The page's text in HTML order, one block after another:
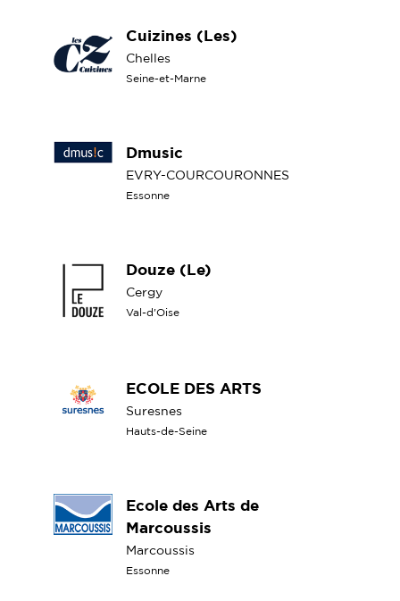
Cuizines (Les)
Chelles
Seine-et-Marne
Dmusic
EVRY-COURCOURONNES
Essonne
Douze (Le)
Cergy
Val-d'Oise
ECOLE DES ARTS
Suresnes
Hauts-de-Seine
Ecole des Arts de
Marcoussis
Marcoussis
Essonne